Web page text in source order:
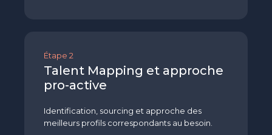
Étape 2
Talent Mapping et approche
pro-active
Identification, sourcing et approche des
meilleurs profils correspondants au besoin.